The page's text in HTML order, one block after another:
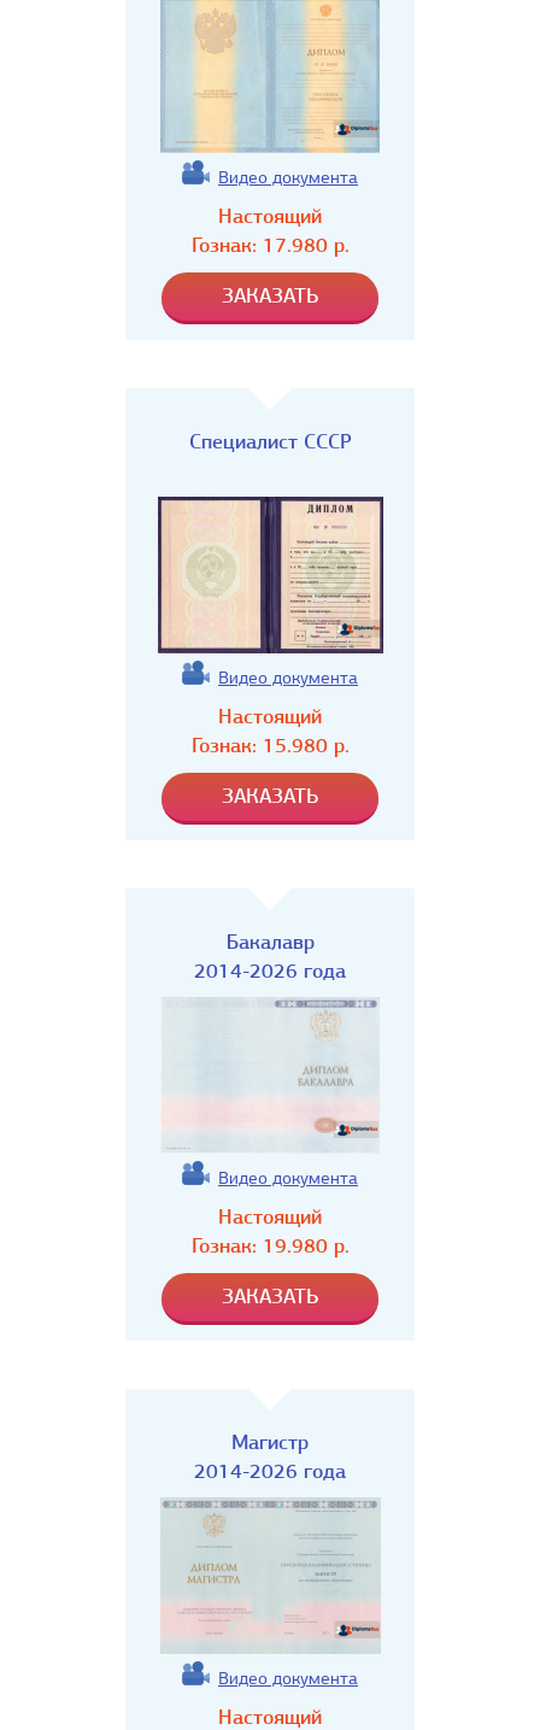
Видео документа
Настоящий
Гознак: 17.980р.
Специалист СССР
Видео документа
Настоящий
Гознак: 15.980р.
Бакалавр
2014-2026 года
Видео документа
Настоящий
Гознак: 19.980р.
Магистр
2014-2026 года
Видео документа
Настоящий